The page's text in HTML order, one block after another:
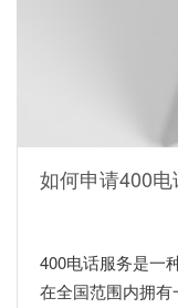
如何申请400
400电话服务是一
在全国范围内拥有